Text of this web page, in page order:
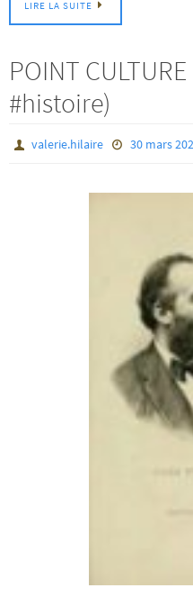
LIRE LA SUITE
POINT
#histoire)
valerie.hilaire 30 mars